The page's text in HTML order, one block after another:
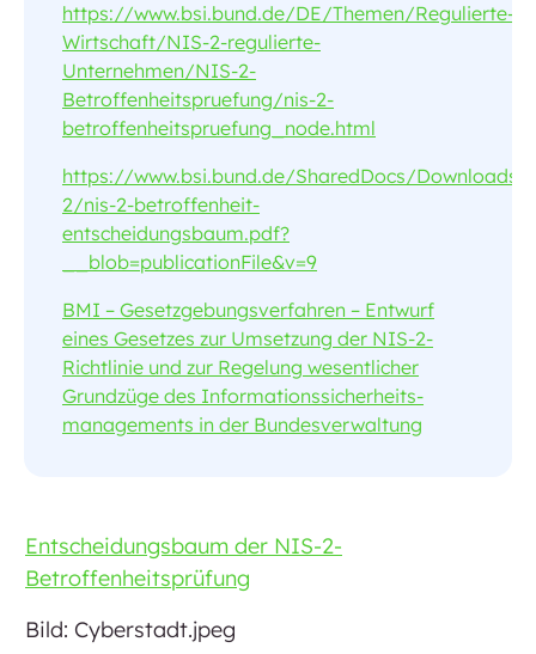
https://www.bsi.bund.de/DE/Themen/Regulierte-
Wirtschaft/NIS-2-regulierte-
Unternehmen/NIS-2-
Betroffenheitspruefung/nis-2-
betroffenheitspruefung_node.html
https://www.bsi.bund.de/SharedDocs/
2/nis-2-betroffenheit-
entscheidungsbaum.pdf?
__blob=publicationFile&v=9
BMI – Gesetzgebungsverfahren – Entwurf
eines Gesetzes zur Umsetzung der NIS-2-
Richtlinie und zur Regelung wesentlicher
Grundzüge des Informations­sicherheits­
managements in der Bundesverwaltung
Entscheidungsbaum der NIS-2-
Betroffenheitsprüfung
Bild: Cyberstadt.jpeg